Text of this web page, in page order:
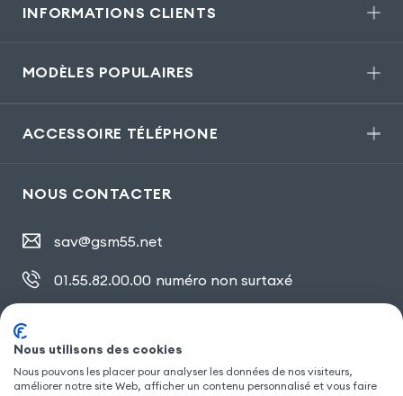
INFORMATIONS CLIENTS
MODÈLES POPULAIRES
ACCESSOIRE TÉLÉPHONE
NOUS CONTACTER
sav@gsm55.net
01.55.82.00.00 numéro non surtaxé
SUIVEZ NOUS
Nous utilisons des cookies
Nous pouvons les placer pour analyser les données de nos visiteurs,
améliorer notre site Web, afficher un contenu personnalisé et vous faire